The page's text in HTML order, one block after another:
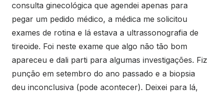
consulta ginecológica que agendei apenas para
pegar um pedido médico, a médica me solicitou
exames de rotina e lá estava a ultrassonografia de
tireoide. Foi neste exame que algo não tão bom
apareceu e dali parti para algumas investigações. Fiz
punção em setembro do ano passado e a biopsia
deu inconclusiva (pode acontecer). Deixei para lá,